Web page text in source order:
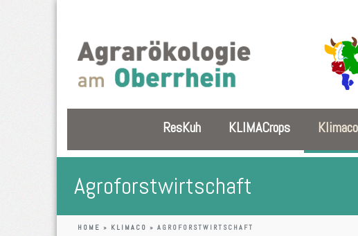
ResKuh KLIMACrops Klimaco
Agroforstwirtschaft
HOME » KLIMACO » AGROFORSTWIRTSCHAFT